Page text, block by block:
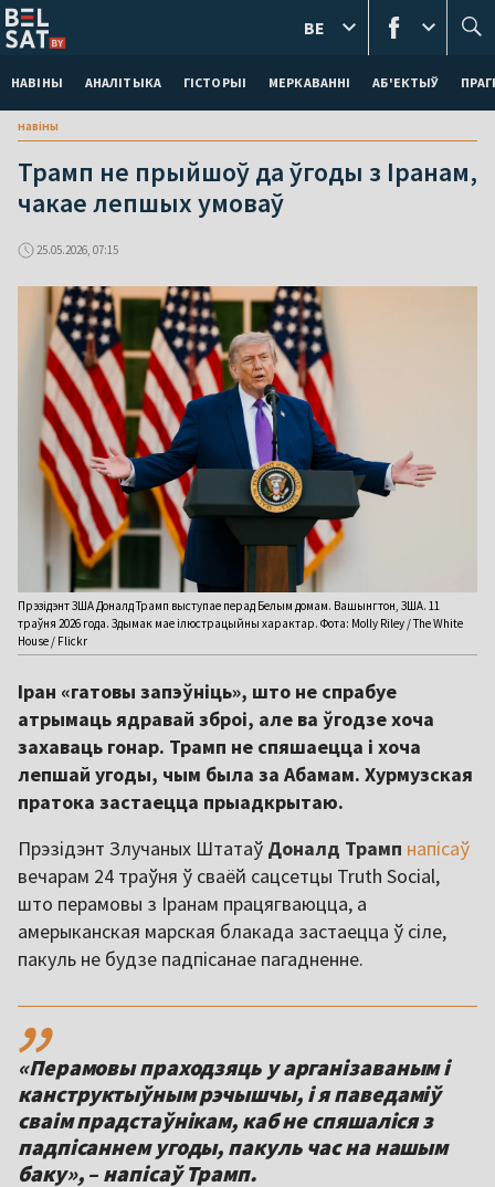
НАВІНЫ АНАЛІТЫКА ГІСТОРЫІ МЕРКАВАННI АБ'ЕКТЫЎ
BE
навіны
Трамп не прыйшоў да ўгоды з Іранам,
чакае лепшых умоваў
25.05.2026, 07:15
Прэзідэнт ЗША Доналд Трамп выступае перад Белым домам. Вашынгтон, ЗША. 11
траўня 2026 года. Здымак мае ілюстрацыйны характар. Фота: Molly Riley / The White
House / Flickr
Іран «гатовы запэўніць», што не спрабуе
атрымаць ядравай зброі, але ва ўгодзе хоча
захаваць гонар. Трамп не спяшаецца і хоча
лепшай угоды, чым была за Абамам. Хурмузская
пратока застаецца прыадкрытаю.
Прэзідэнт Злучаных Штатаў Доналд Трамп напісаў
вечарам 24 траўня ў сваёй сацсетцы Truth Social,
што перамовы з Іранам працягваюцца, а
амерыканская марская блакада застаецца ў сіле,
пакуль не будзе падпісанае пагадненне.
,,
«Перамовы праходзяць у арганізаваным і
канструктыўным рэчышчы, і я паведаміў
сваім прадстаўнікам, каб не спяшаліся з
падпісаннем угоды, пакуль час на нашым
баку», – напісаў Трамп.